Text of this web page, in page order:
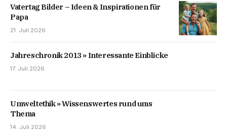
Vatertag Bilder – Ideen & Inspirationen für
Papa
21. Juli 2026
Jahreschronik 2013 » Interessante Einblicke
17. Juli 2026
Umweltethik » Wissenswertes rund ums
Thema
14. Juli 2026